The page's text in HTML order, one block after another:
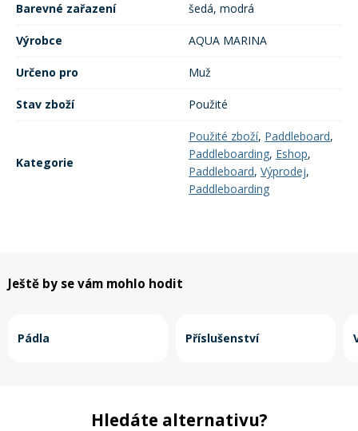
Barevné zařazení šedá, modrá
Výrobce AQUA MARINA
Určeno pro Muž
Stav zboží Použité
Kategorie
Použité zboží, Paddleboard,
Paddleboarding, Eshop,
Paddleboard, Výprodej,
Paddleboarding
Ještě by se vám mohlo hodit
Pádla Příslušenství
Hledáte alternativu?